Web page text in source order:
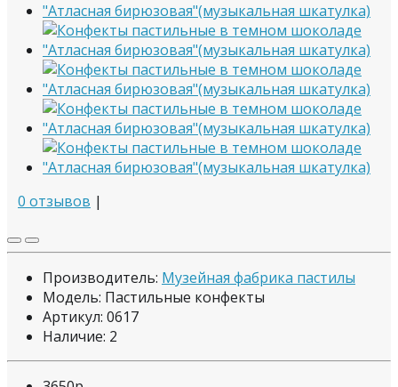
0 отзывов |
Производитель: Музейная фабрика пастилы
Модель: Пастильные конфекты
Артикул: 0617
Наличие: 2